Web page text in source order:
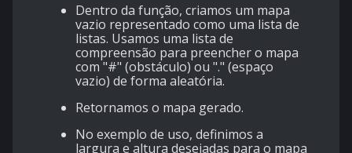
Dentro da função, criamos um mapa
vazio representado como uma lista de
listas. Usamos uma lista de
compreensão para preencher o mapa
com "#" (obstáculo) ou "." (espaço
vazio) de forma aleatória.
Retornamos o mapa gerado.
No exemplo de uso, definimos a
largura e altura desejadas para o mapa